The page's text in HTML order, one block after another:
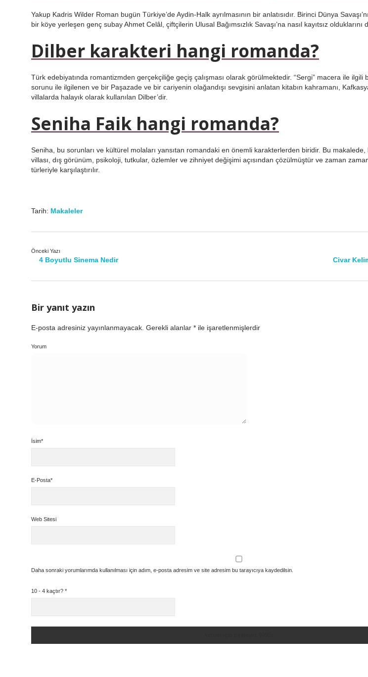
Yakup Kadris Wilder Roman bugün Türkiye’de Aydin-Halk ayrılmasının bir anlatısıdır. Birinci Dünya
bir köye yerleşen genç subay Ahmet Celâl, çiftçilerin Ulusal Bağımsızlık Savaşı’na nasıl kayıtsız olduklarını
Dilber karakteri hangi romanda?
Türk edebiyatında romantizmden gerçekçiliğe geçiş çalışması olarak görülmektedir. “Sergi” macera ile ilgili
sorunu ile ilgilenen ve bir Paşazade ve bir cariyenin olağandışı sevgisini anlatan kitabın kahramanı,
villalarda halayık olarak kullanılan Dilber’dir.
Seniha Faik hangi romanda?
Seniha, bu sorunları ve kültürel molaları yansıtan romandaki en önemli karakterlerden biridir. Bu makalede,
villası, dış görünüm, psikoloji, tutkular, özlemler ve zihniyet değişimi açısından çözülmüştür ve zaman
türleriyle karşılaştırılır.
Tarih: Makaleler
Önceki Yazı
4 Boyutlu Sinema Nedir Civar
Bir yanıt yazın
E-posta adresiniz yayınlanmayacak. Gerekli alanlar * ile işaretlenmişlerdir
Yorum
İsim*
E-Posta*
Web Sitesi
Daha sonraki yorumlarımda kullanılması için adım, e-posta adresim ve site adresim bu tarayıcıya kaydedilsin.
10 - 4 kaçtır? *